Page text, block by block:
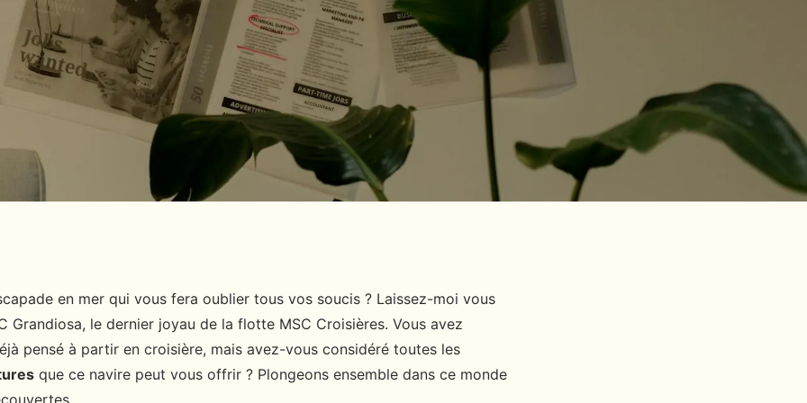
aventures à bord
en mer qui vous fera oublier tous vos soucis ? Laissez-moi vous
Grandiosa, le dernier joyau de la flotte MSC Croisières. Vous avez
pensé à partir en croisière, mais avez-vous considéré toutes les
que ce navire peut vous offrir ? Plongeons ensemble dans ce monde